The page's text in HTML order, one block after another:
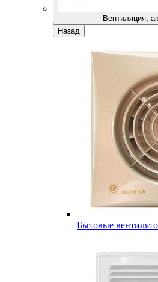
Вентиляция,
Назад
Бытовые